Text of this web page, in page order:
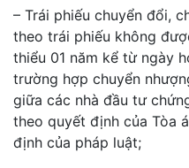
– Trái phiếu chuyển đổi,
theo trái phiếu không
thiểu 01 năm kể từ ngày
trường hợp chuyển
giữa các nhà đầu tư
theo quyết định của Tòa
định của pháp luật;